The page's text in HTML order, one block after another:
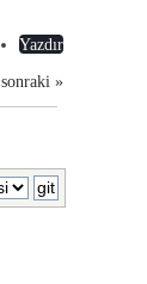
Yazdır
sonraki »